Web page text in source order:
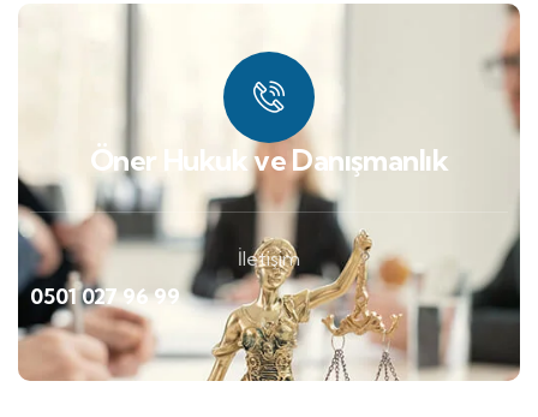
Öner Hukuk ve Danışmanlık
İletişim
0501 027 96 99